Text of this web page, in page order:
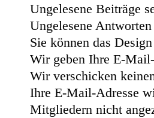
Ungelesene Beiträge
Ungelesene
Sie können das
Wir geben Ihre E-
Wir verschicken
Ihre E-Mail-Adresse
Mitgliedern nicht